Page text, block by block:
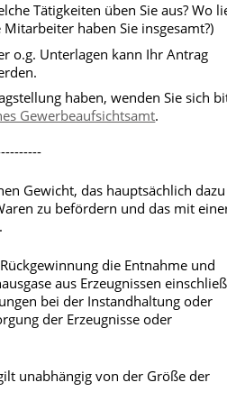
Tätigkeiten üben Sie aus? Wo
haben Sie insgesamt?)
o.g. Unterlagen kann Ihr Antrag
haben, wenden Sie sich
Gewerbeaufsichtsamt.
Gewicht, das hauptsächlich dazu
zu befördern und das mit
die Entnahme und
aus Erzeugnissen
bei der Instandhaltung oder
der Erzeugnisse oder
unabhängig von der Größe der